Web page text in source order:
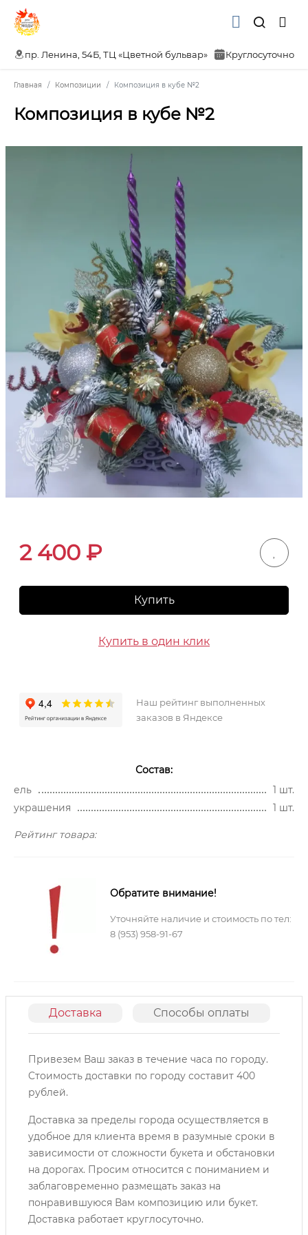
пр. Ленина, 54Б, ТЦ «Цветной бульвар» Круглосуточно
Главная Композиции Композиция в кубе №2
Композиция в кубе №2
2 400 ₽
Купить
Купить в один клик
Наш рейтинг выполненных
заказов в Яндексе
Состав:
ель
1 шт.
украшения
1 шт.
Рейтинг товара:
Обратите внимание!
Уточняйте наличие и стоимость по тел:
8 (953) 958-91-67
Доставка Способы оплаты
Привезем Ваш заказ в течение часа по городу.
Cтоимость доставки по городу составит 400
рублей.
Доставка за пределы города осуществляется в
удобное для клиента время в разумные сроки в
зависимости от сложности букета и обстановки
на дорогах. Просим относится с пониманием и
заблаговременно размещать заказ на
понравившуюся Вам композицию или букет.
Доставка работает круглосуточно.